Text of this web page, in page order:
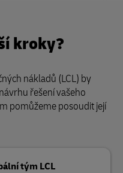
kroky?
nákladů (LCL) by
řešení vašeho
pomůžeme posoudit její
tým LCL